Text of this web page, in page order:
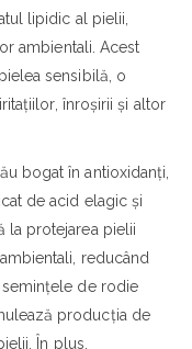
lipidic al pielii,
ambientali. Acest
sensibilă, o
înroșirii și altor
bogat în antioxidanți,
de acid elagic și
la protejarea pielii
reducând
de rodie
producția de
În plus,